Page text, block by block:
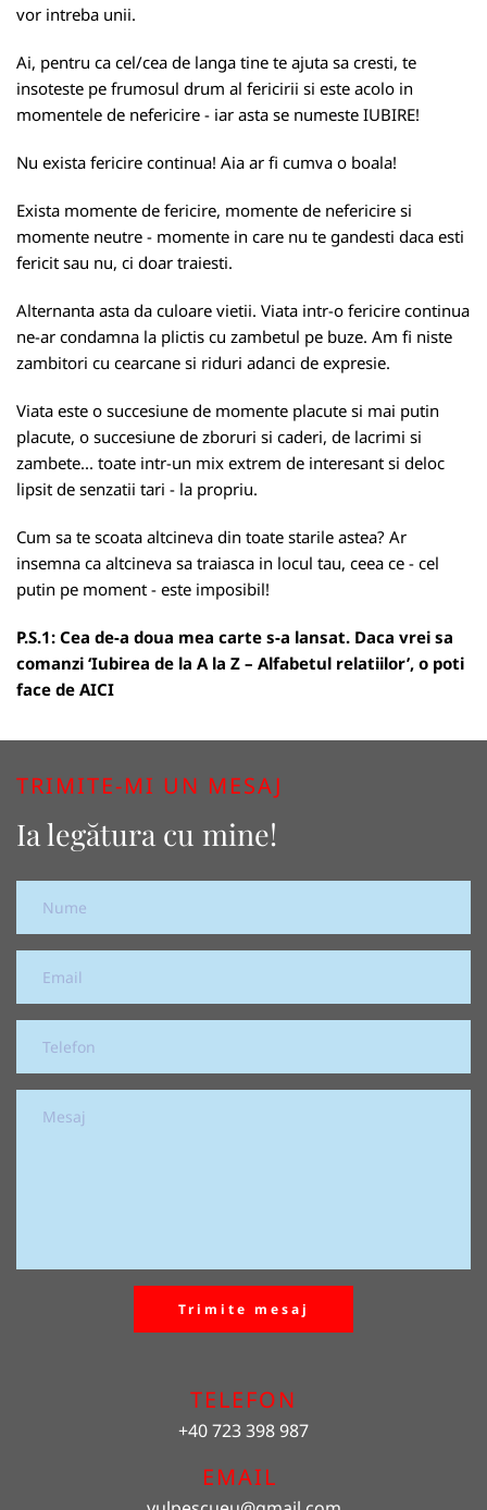
vor intreba unii.
Ai, pentru ca cel/cea de langa tine te ajuta sa cresti, te
insoteste pe frumosul drum al fericirii si este acolo in
momentele de nefericire - iar asta se numeste IUBIRE!
Nu exista fericire continua! Aia ar fi cumva o boala!
Exista momente de fericire, momente de nefericire si
momente neutre - momente in care nu te gandesti daca esti
fericit sau nu, ci doar traiesti.
Alternanta asta da culoare vietii. Viata intr-o fericire continua
ne-ar condamna la plictis cu zambetul pe buze. Am fi niste
zambitori cu cearcane si riduri adanci de expresie.
Viata este o succesiune de momente placute si mai putin
placute, o succesiune de zboruri si caderi, de lacrimi si
zambete... toate intr-un mix extrem de interesant si deloc
lipsit de senzatii tari - la propriu.
Cum sa te scoata altcineva din toate starile astea? Ar
insemna ca altcineva sa traiasca in locul tau, ceea ce - cel
putin pe moment - este imposibil!
P.S.1: Cea de-a doua mea carte s-a lansat. Daca vrei sa
comanzi ‘Iubirea de la A la Z – Alfabetul relatiilor’, o poti
face de AICI
TRIMITE-MI UN MESAJ
Ia legătura cu mine!
Trimite mesaj
TELEFON
+40 723 398 987
EMAIL